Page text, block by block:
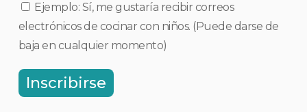
Ejemplo: Sí, me gustaría recibir correos
electrónicos de cocinar con niños. (Puede darse de
baja en cualquier momento)